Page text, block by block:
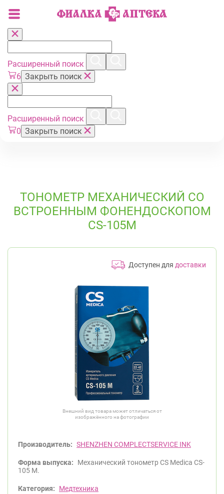
Расширенный поиск
6 Закрыть поиск
Расширенный поиск
0 Закрыть поиск
ТОНОМЕТР МЕХАНИЧЕСКИЙ СО
ВСТРОЕННЫМ ФОНЕНДОСКОПОМ
CS-105М
Доступен для доставки
Внешний вид товара может отличаться от
изображённого на фотографии
Производитель: SHENZHEN COMPLECTSERVICE INK
Форма выпуска:
Механический тонометр CS Medica CS-
105 M.
Категория: Медтехника